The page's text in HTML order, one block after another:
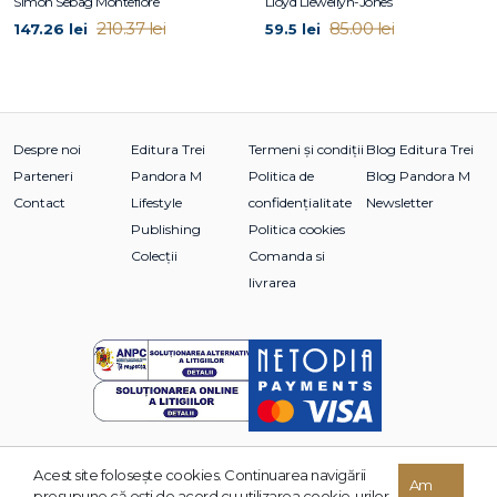
147.26 lei 210.37 lei 59.5 lei 85.00 lei
Despre noi
Parteneri
Contact
Editura Trei
Pandora M
Lifestyle
Publishing
Colecții
Termeni și condiții
Politica de
confidențialitate
Politica cookies
Comanda si
livrarea
Blog Editura Trei
Blog Pandora M
Newsletter
© 2026 Grupul Editorial TREI. Toate drepturile rezervate.
Acest site foloseşte cookies. Continuarea navigării
Am